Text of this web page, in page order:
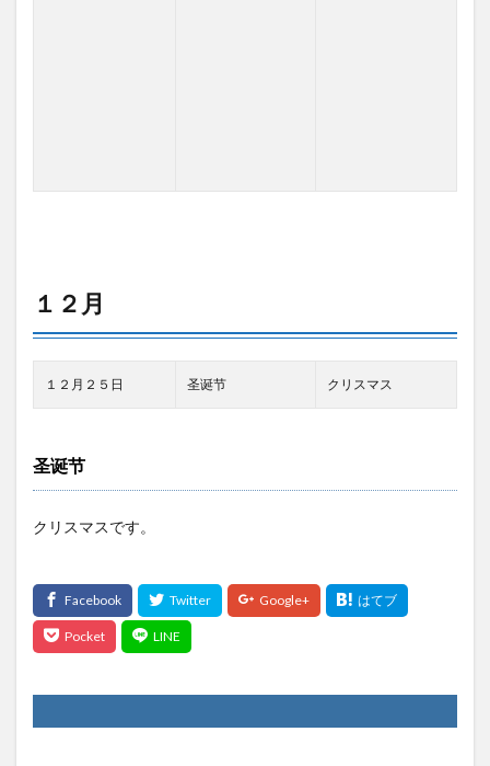
１２月
１２月２５日 圣诞节 クリスマス
圣诞节
クリスマスです。